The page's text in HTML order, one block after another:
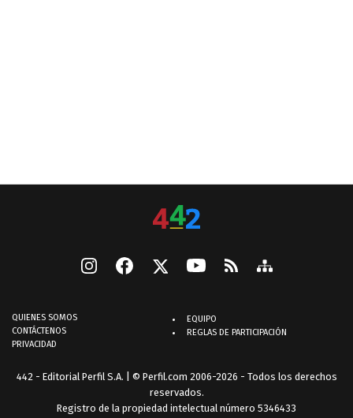
QUIENES SOMOS
CONTÁCTENOS
PRIVACIDAD
EQUIPO
REGLAS DE PARTICIPACIÓN
442 - Editorial Perfil S.A. | © Perfil.com 2006-2026 - Todos los derechos
reservados.
Registro de la propiedad intelectual número 5346433